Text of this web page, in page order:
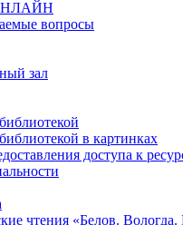
ОНЛАЙН
вопросы
зал
в картинках
доступа к
чтения «Белов. Вологда.